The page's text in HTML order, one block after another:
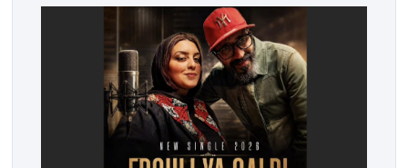
استحداث فئة “الابتكار والذكاء الاصطناعي في التعليم”، إلى